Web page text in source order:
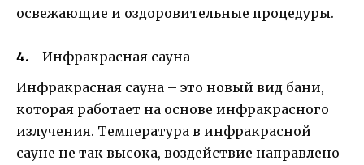
освежающие и оздоровительные процедуры.
Инфракрасная сауна
Инфракрасная сауна – это новый вид бани,
которая работает на основе инфракрасного
излучения. Температура в инфракрасной
сауне не так высока, воздействие направлено